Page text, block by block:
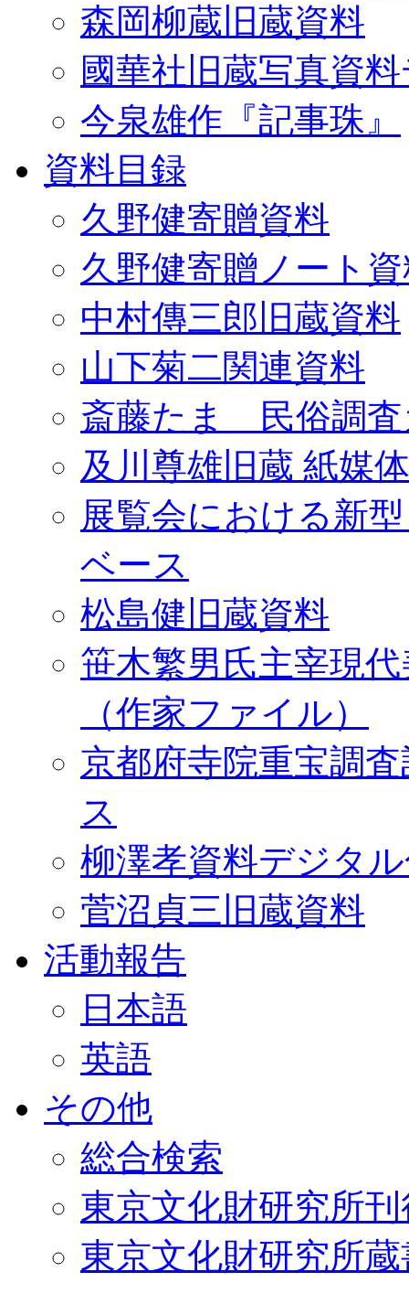
森岡柳蔵旧蔵資料
國華社旧蔵写真資
今泉雄作『記事珠』
資料目録
久野健寄贈資料
久野健寄贈ノート
中村傳三郎旧蔵資料
山下菊二関連資料
斎藤たま 民俗調査
及川尊雄旧蔵 紙媒
展覧会における新
ベース
松島健旧蔵資料
笹木繁男氏主宰現
（作家ファイル）
京都府寺院重宝調
ス
柳澤孝資料デジタ
菅沼貞三旧蔵資料
活動報告
日本語
英語
その他
総合検索
東京文化財研究所
東京文化財研究所